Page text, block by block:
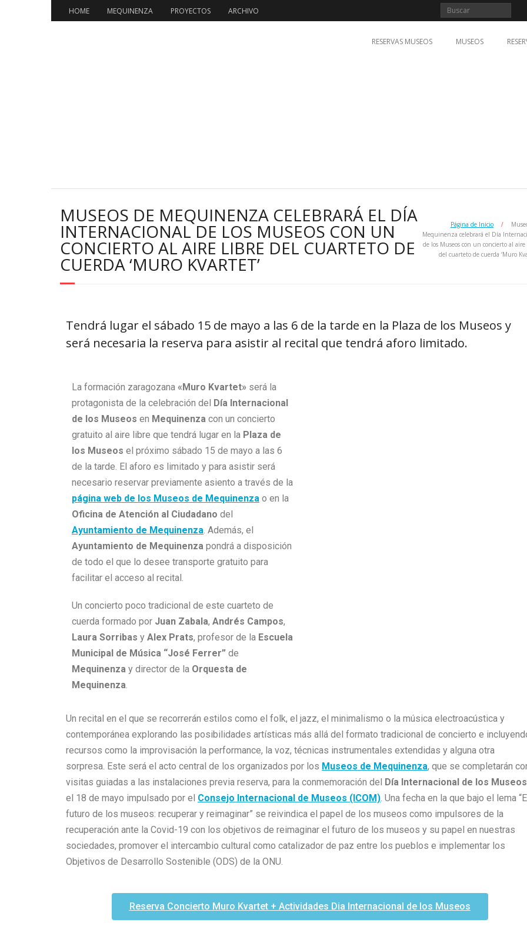
HOME MEQUINENZA PROYECTOS ARCHIVO
RESERVAS MUSEOS MUSEOS
MUSEOS DE MEQUINENZA CELEBRARÁ EL DÍA
INTERNACIONAL DE LOS MUSEOS CON UN
CONCIERTO AL AIRE LIBRE DEL CUARTETO DE
CUERDA ‘MURO KVARTET’
Página de Inicio /
Mequinenza celebrará el Día
de los Museos con un concierto al
del cuarteto de cuerda ‘Muro
Tendrá lugar el sábado 15 de mayo a las 6 de la tarde en la Plaza de los Museos y
será necesaria la reserva para asistir al recital que tendrá aforo limitado.
La formación zaragozana «Muro Kvartet» será la
protagonista de la celebración del Día Internacional
de los Museos en Mequinenza con un concierto
gratuito al aire libre que tendrá lugar en la Plaza de
los Museos el próximo sábado 15 de mayo a las 6
de la tarde. El aforo es limitado y para asistir será
necesario reservar previamente asiento a través de la
página web de los Museos de Mequinenza o en la
Oficina de Atención al Ciudadano del
Ayuntamiento de Mequinenza. Además, el
Ayuntamiento de Mequinenza pondrá a disposición
de todo el que lo desee transporte gratuito para
facilitar el acceso al recital.
Un concierto poco tradicional de este cuarteto de
cuerda formado por Juan Zabala, Andrés Campos,
Laura Sorribas y Alex Prats, profesor de la Escuela
Municipal de Música “José Ferrer” de
Mequinenza y director de la Orquesta de
Mequinenza.
Un recital en el que se recorrerán estilos como el folk, el jazz, el minimalismo o la música electroacústica y
contemporánea explorando las posibilidades artísticas más allá del formato tradicional de concierto e
recursos como la improvisación la performance, la voz, técnicas instrumentales extendidas y alguna otra
sorpresa. Este será el acto central de los organizados por los Museos de Mequinenza, que se completarán
visitas guiadas a las instalaciones previa reserva, para la conmemoración del Día Internacional de los Museos
el 18 de mayo impulsado por el Consejo Internacional de Museos (ICOM). Una fecha en la que bajo el lema
futuro de los museos: recuperar y reimaginar” se reivindica el papel de los museos como impulsores de la
recuperación ante la Covid-19 con los objetivos de reimaginar el futuro de los museos y su papel en nuestras
sociedades, promover el intercambio cultural como catalizador de paz entre los pueblos e implementar los
Objetivos de Desarrollo Sostenible (ODS) de la ONU.
Reserva Concierto Muro Kvartet + Actividades Dia Internacional de los Museos